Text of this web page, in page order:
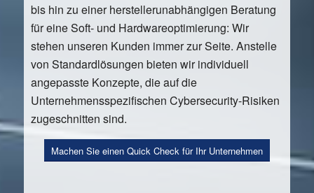
bis hin zu einer herstellerunabhängigen Beratung
für eine Soft- und Hardwareoptimierung: Wir
stehen unseren Kunden immer zur Seite. Anstelle
von Standardlösungen bieten wir individuell
angepasste Konzepte, die auf die
Unternehmensspezifischen Cybersecurity-Risiken
zugeschnitten sind.
Machen Sie einen Quick Check für Ihr Unternehmen